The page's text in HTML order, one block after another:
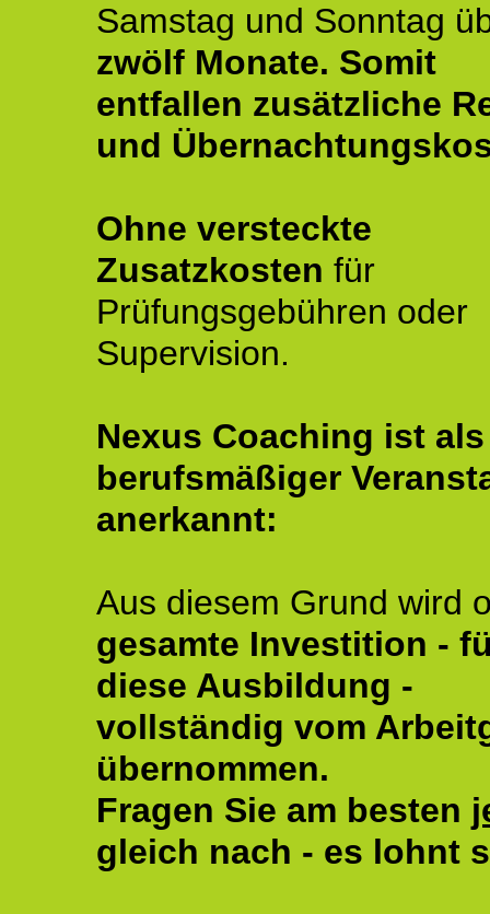
Samstag und Sonntag
zwölf Monate. Somit
entfallen zusätzliche
und
Ohne versteckte
Zusatzkosten für
Prüfungsgebühren oder
Supervision.
Nexus Coaching ist als
berufsmäßiger
anerkannt:
Aus diesem Grund wird
gesamte Investition -
diese Ausbildung -
vollständig vom
übernommen.
Fragen Sie am besten
gleich nach - es lohnt